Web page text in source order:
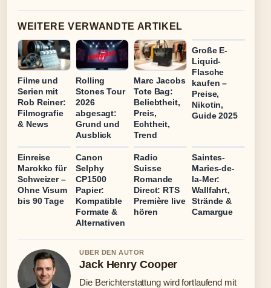
WEITERE VERWANDTE ARTIKEL
Filme und
Serien mit
Rob Reiner:
Filmografie
& News
Rolling
Stones Tour
2026
abgesagt:
Grund und
Ausblick
Marc Jacobs
Tote Bag:
Beliebtheit,
Preis,
Echtheit,
Trend
Große E-
Liquid-
Flasche
kaufen –
Preise,
Nikotin,
Guide 2025
Einreise
Marokko für
Schweizer –
Ohne Visum
bis 90 Tage
Canon
Selphy
CP1500
Papier:
Kompatible
Formate &
Alternativen
Radio
Suisse
Romande
Direct: RTS
Première live
hören
Saintes-
Maries-de-
la-Mer:
Wallfahrt,
Strände &
Camargue
UBER DEN AUTOR
Jack Henry Cooper
Die Berichterstattung wird fortlaufend mit